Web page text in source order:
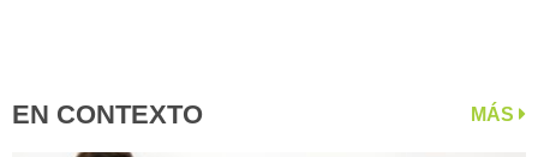
EN CONTEXTO MÁS